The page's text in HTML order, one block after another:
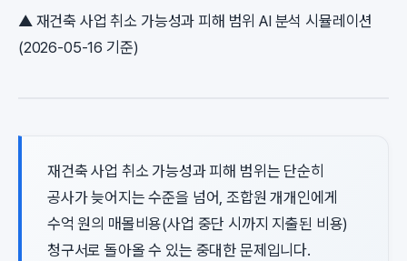
▲ 재건축 사업 취소 가능성과 피해 범위 AI 분석 시뮬레이션
(2026-05-16 기준)
재건축 사업 취소 가능성과 피해 범위는 단순히
공사가 늦어지는 수준을 넘어, 조합원 개개인에게
수억 원의 매몰비용(사업 중단 시까지 지출된 비용)
청구서로 돌아올 수 있는 중대한 문제입니다.